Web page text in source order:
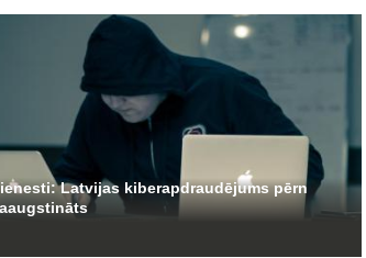
Latvijas kiberapdraudējums pērn